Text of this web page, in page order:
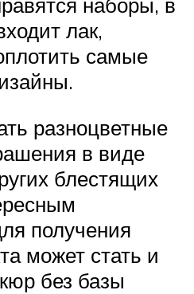
лак,
самые
разноцветные
в виде
блестящих
получения
может стать и
без базы